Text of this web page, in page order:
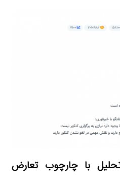
با چارچوب تعارض